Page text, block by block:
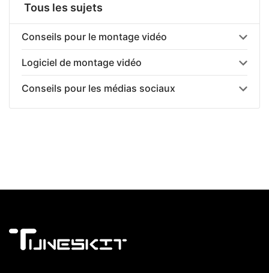
Tous les sujets
Conseils pour le montage vidéo
Logiciel de montage vidéo
Conseils pour les médias sociaux